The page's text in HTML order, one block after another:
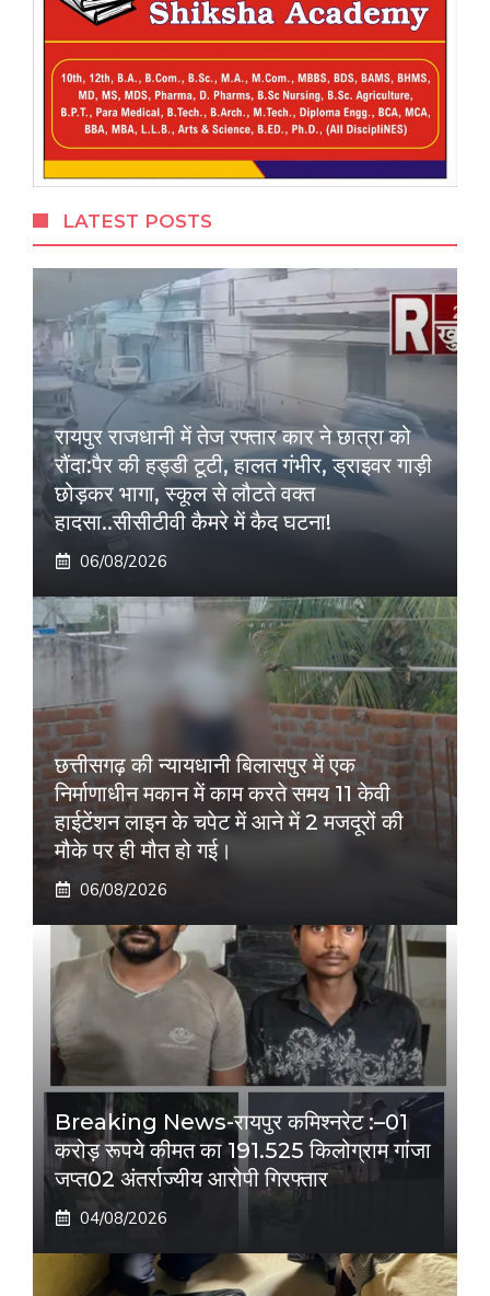
LATEST POSTS
रायपुर राजधानी में तेज रफ्तार कार ने छात्रा को
रौंदा:पैर की हड्डी टूटी, हालत गंभीर, ड्राइवर गाड़ी
छोड़कर भागा, स्कूल से लौटते वक्त
हादसा..सीसीटीवी कैमरे में कैद घटना!
06/08/2026
छत्तीसगढ़ की न्यायधानी बिलासपुर में एक
निर्माणाधीन मकान में काम करते समय 11 केवी
हाईटेंशन लाइन के चपेट में आने में 2 मजदूरों की
मौके पर ही मौत हो गई।
06/08/2026
Breaking News-रायपुर कमिश्नरेट :–01
करोड़ रूपये कीमत का 191.525 किलोग्राम गांजा
जप्त02 अंतर्राज्यीय आरोपी गिरफ्तार
04/08/2026